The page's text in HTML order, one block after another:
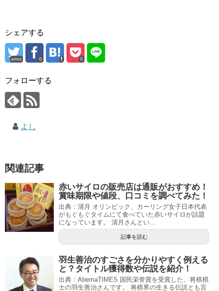
シェアする
error 0 0
フォローする
よし
関連記事
赤いサイロの販売店は通販がおすすめ！
賞味期限や値段、口コミを調べてみた！
出典：清月 オリンピック、カーリング女子日本代表
がもぐもぐタイムにて食べていた赤いサイロが話題
になっています。 清月さんとい...
記事を読む
羽生善治のすごさを分かりやすく例える
と？タイトル獲得数や伝説を紹介！
出典：AbemaTIMES 国民栄誉賞を受賞した、将棋棋
士の羽生善治さんです。 将棋界の生きる伝説とも言